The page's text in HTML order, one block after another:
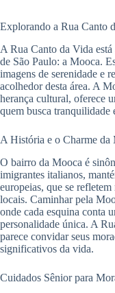
Explorando a Rua Canto
A Rua Canto da Vida
de São Paulo: a Mooca.
imagens de serenidade e
acolhedor desta área. A
herança cultural, oferece
quem busca tranquilidade
A História e o Charme da
O bairro da Mooca é
imigrantes italianos,
europeias, que se
locais. Caminhar pela
onde cada esquina conta
personalidade única. A
parece convidar seus
significativos da vida.
Cuidados Sênior para